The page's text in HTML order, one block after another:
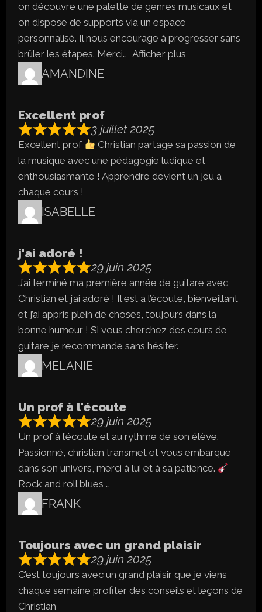
on découvre une palette de genres musicaux et
on dispose de supports via un espace
personnalisé. Il nous encourage à progresser sans
brûler les étapes. Merci
Afficher plus
AMANDINE
Excellent prof
3 juillet 2025
Excellent prof
Christian partage sa passion de
la musique avec une pédagogie ludique et
enthousiasmante ! Apprendre devient un jeu à
chaque cours !
ISABELLE
j'ai adoré !
29 juin 2025
J’ai terminé ma première année de guitare avec
Christian et j’ai adoré ! Il est à l’écoute, bienveillant
et j’ai appris plein de choses, toujours dans la
bonne humeur ! Si vous cherchez des cours de
guitare je recommande sans hésiter.
MELANIE
Un prof à l'écoute
29 juin 2025
Un prof à l’écoute et au rythme de son élève.
Passionné, christian transmet et vous embarque
dans son univers, merci à lui et à sa patience.
Rock and roll blues …
FRANK
Toujours avec un grand plaisir
29 juin 2025
C’est toujours avec un grand plaisir que je viens
chaque semaine profiter des conseils et leçons de
Christian